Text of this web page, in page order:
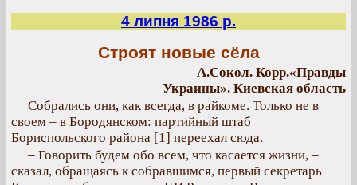
4 липня 1986 р.
Строят новые сёла
А.Сокол. Корр.«Правды
Украины». Киевская область
Собрались они, как всегда, в райкоме. Только не в
своем – в Бородянском: партийный штаб
Бориспольского района [1] переехал сюда.
– Говорить будем обо всем, что касается жизни, –
сказал, обращаясь к собравшимся, первый секретарь